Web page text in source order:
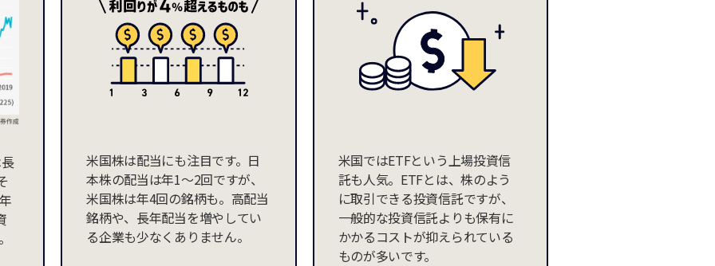
米国株は配当にも注目です。日
本株の配当は年1～2回ですが、
米国株は年4回の銘柄も。高配当
銘柄や、長年配当を増やしてい
る企業も少なくありません。
米国ではETFという上場投資信
託も人気。ETFとは、株のよう
に取引できる投資信託ですが、
一般的な投資信託よりも保有に
かかるコストが抑えられている
ものが多いです。